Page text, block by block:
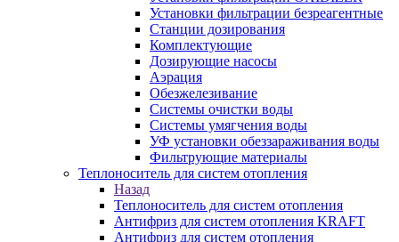
Установки фильтрации безреагентные
Станции дозирования
Комплектующие
Дозирующие насосы
Аэрация
Обезжелезивание
Системы очистки воды
Системы умягчения воды
УФ установки обеззараживания воды
Фильтрующие материалы
Теплоноситель для систем отопления
Назад
Теплоноситель для систем отопления
Антифриз для систем отопления KRAFT
Антифриз для систем отопления